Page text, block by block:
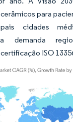
para
cidades
demanda
ISO